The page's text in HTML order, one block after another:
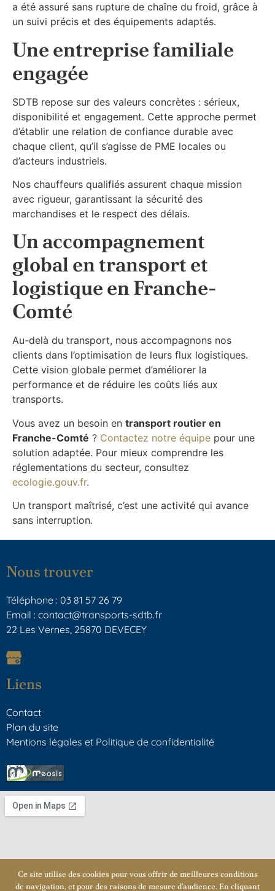
a été assuré sans rupture de chaîne du froid, grâce à
un suivi précis et des équipements adaptés.
Une entreprise familiale
engagée
SDTB repose sur des valeurs concrètes : sérieux,
disponibilité et engagement. Cette approche permet
d’établir une relation de confiance durable avec
chaque client, qu’il s’agisse de PME locales ou
d’acteurs industriels.
Nos chauffeurs qualifiés assurent chaque mission
avec rigueur, garantissant la sécurité des
marchandises et le respect des délais.
Un accompagnement
global en transport et
logistique en Franche-
Comté
Au-delà du transport, nous accompagnons nos
clients dans l’optimisation de leurs flux logistiques.
Cette vision globale permet d’améliorer la
performance et de réduire les coûts liés aux
transports.
Vous avez un besoin en transport routier en
Franche-Comté ? Contactez notre équipe pour une
solution adaptée. Pour mieux comprendre les
réglementations du secteur, consultez
ecologie.gouv.fr.
Un transport maîtrisé, c’est une activité qui avance
sans interruption.
Nous trouver
Téléphone : 03 81 57 26 79
Email : contact@transports-sdtb.fr
22 Les Vernes, 25870 DEVECEY
Liens
Contact
Plan du site
Mentions légales et Politique de confidentialité
Ce site utilise des cookies pour vous offrir de meilleures conditions
de navigation, et pour des raisons de mesure d’audience. En cliquant